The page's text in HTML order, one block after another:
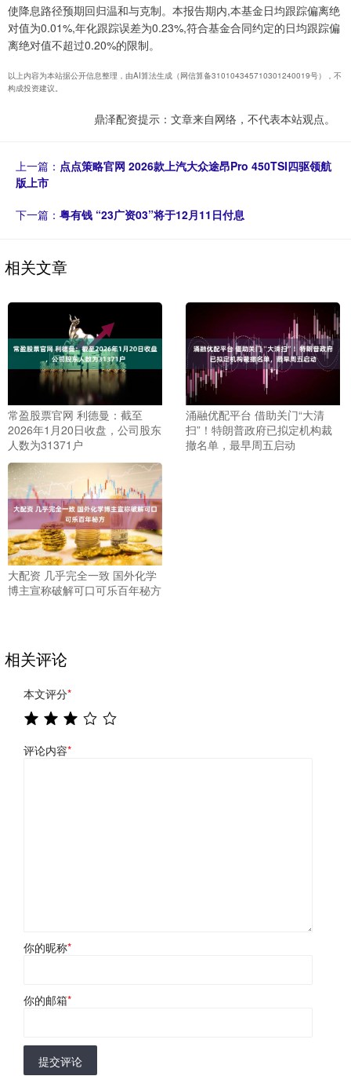
使降息路径预期回归温和与克制。本报告期内,本基金日均跟踪偏离绝
对值为0.01%,年化跟踪误差为0.23%,符合基金合同约定的日均跟踪偏
离绝对值不超过0.20%的限制。
以上内容为本站据公开信息整理，由AI算法生成（网信算备310104345710301240019号），不
构成投资建议。
鼎泽配资提示：文章来自网络，不代表本站观点。
上一篇： 点点策略官网 2026款上汽大众途昂Pro 450TSI四驱领航
版上市
下一篇： 粤有钱 “23广资03”将于12月11日付息
相关文章
常盈股票官网 利德曼：截至
2026年1月20日收盘，公司股东
人数为31371户
涌融优配平台 借助关门“大清
扫”！特朗普政府已拟定机构裁
撤名单，最早周五启动
大配资 几乎完全一致 国外化学
博主宣称破解可口可乐百年秘方
相关评论
本文评分*
评论内容*
你的昵称*
你的邮箱*
提交评论